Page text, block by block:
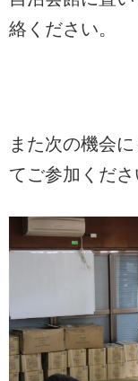
絡ください。
また次の機会
てご参加くださ